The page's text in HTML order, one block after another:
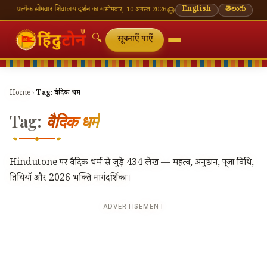
सोमवार शिवालय दर्शन का महत्व🌸 गणेश चतुर्थी — भाद्रपद शुक्ल चतुर्थी⛩ काशी विश्वनाथ — आज
सोमवार, 10 अगस्त 2026 English తెలుగు
🔍 सूचनाएँ पाएँ
Home › Tag:वैदिक धर्म
Tag: वैदिक धर्म
Hindutone पर वैदिक धर्म से जुड़े 434 लेख — महत्व, अनुष्ठान, पूजा विधि,
तिथियाँ और 2026 भक्ति मार्गदर्शिका।
ADVERTISEMENT